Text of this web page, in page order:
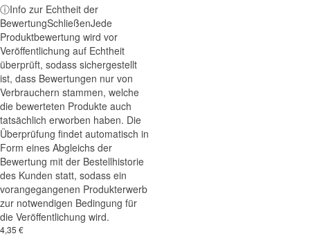
Bewertet mit
5.00
von 5
ⓘInfo zur Echtheit der
BewertungSchließenJede
Produktbewertung wird vor
Veröffentlichung auf Echtheit
überprüft, sodass sichergestellt
ist, dass Bewertungen nur von
Verbrauchern stammen, welche
die bewerteten Produkte auch
tatsächlich erworben haben. Die
Überprüfung findet automatisch in
Form eines Abgleichs der
Bewertung mit der Bestellhistorie
des Kunden statt, sodass ein
vorangegangenen Produkterwerb
zur notwendigen Bedingung für
die Veröffentlichung wird.
4,35 €